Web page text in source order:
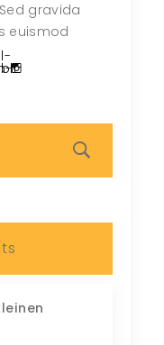
gravida
euismod